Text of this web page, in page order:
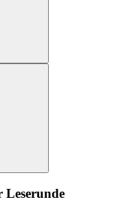
Leserunde